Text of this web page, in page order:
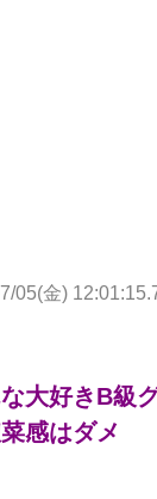
05(金)
大好きB級
感はダメ